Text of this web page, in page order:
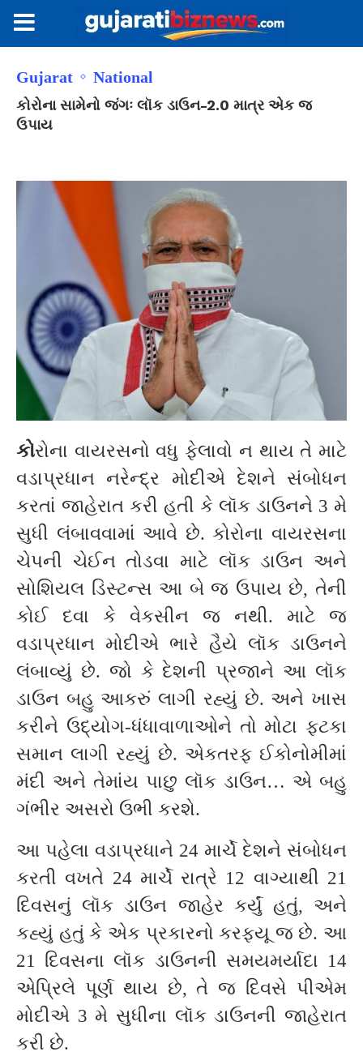
Gujarat National
કોરોના સામેનો જંગઃ લૉક ડાઉન-2.0 માત્ર એક જ
ઉપાય
કોરોના વાયરસનો વધુ ફેલાવો ન થાય તે માટે
વડાપ્રધાન નરેન્દ્ર મોદીએ દેશને સંબોધન
કરતાં જાહેરાત કરી હતી કે લૉક ડાઉનને 3 મે
સુધી લંબાવવામાં આવે છે. કોરોના વાયરસના
ચેપની ચેઈન તોડવા માટે લૉક ડાઉન અને
સોશિયલ ડિસ્ટન્સ આ બે જ ઉપાય છે, તેની
કોઈ દવા કે વેકસીન જ નથી. માટે જ
વડાપ્રધાન મોદીએ ભારે હૈયે લૉક ડાઉનને
લંબાવ્યું છે. જો કે દેશની પ્રજાને આ લૉક
ડાઉન બહુ આકરું લાગી રહ્યું છે. અને ખાસ
કરીને ઉદ્યોગ-ધંધાવાળાઓને તો મોટા ફટકા
સમાન લાગી રહ્યું છે. એકતરફ ઈકોનોમીમાં
મંદી અને તેમાંય પાછુ લૉક ડાઉન… એ બહુ
ગંભીર અસરો ઉભી કરશે.
આ પહેલા વડાપ્રધાને 24 માર્ચે દેશને સંબોધન
કરતી વખતે 24 માર્ચે રાત્રે 12 વાગ્યાથી 21
દિવસનું લૉક ડાઉન જાહેર કર્યું હતું, અને
કહ્યું હતું કે એક પ્રકારનો કરફ્યૂ જ છે. આ
21 દિવસના લૉક ડાઉનની સમયમર્યાદા 14
એપ્રિલે પૂર્ણ થાય છે, તે જ દિવસે પીએમ
મોદીએ 3 મે સુધીના લૉક ડાઉનની જાહેરાત
કરી છે.